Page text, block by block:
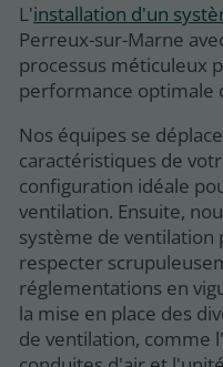
L'installation d'un
Perreux-sur-Marne
processus méticuleux
performance optimale
Nos équipes se
caractéristiques de
configuration idéale
ventilation. Ensuite,
système de ventilation
respecter
réglementations en
la mise en place des
de ventilation, comme